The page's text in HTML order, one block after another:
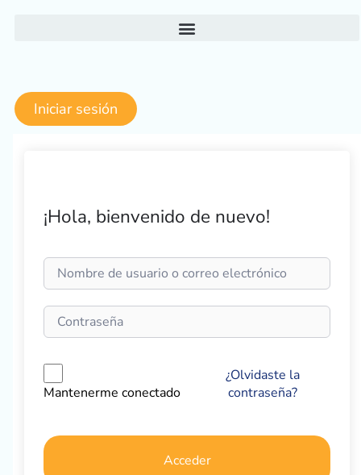
Iniciar sesión
¡Hola, bienvenido de nuevo!
Mantenerme conectado
¿Olvidaste la
contraseña?
Acceder